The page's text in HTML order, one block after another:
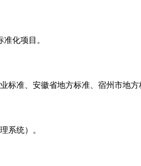
化项目。
标准、安徽省地方标准、宿州市地方
系统）。